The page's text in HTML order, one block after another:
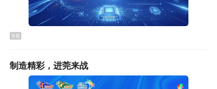
关键词：政协,党组会议
专题
制造精彩，进莞来战